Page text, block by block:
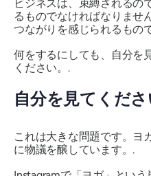
ビジネスは、束縛されるの
るものでなければなりませ
つながりを感じられるもの
何をするにしても、自分を
ください。.
自分を見てくだ
これは大きな問題です。ヨ
に物議を醸しています。.